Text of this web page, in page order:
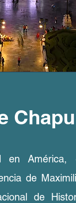
en América,
de
de